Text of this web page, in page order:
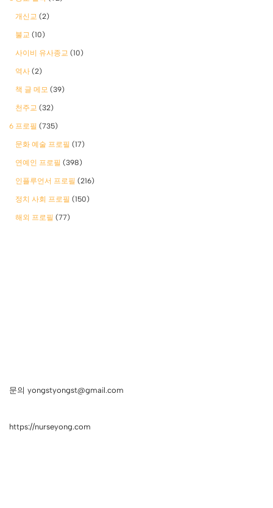
개신교 (2)
불교 (10)
사이비 유사종교 (10)
역사 (2)
책 글 메모 (39)
천주교 (32)
6 프로필 (735)
문화 예술 프로필 (17)
연예인 프로필 (398)
인플루언서 프로필 (216)
정치 사회 프로필 (150)
해외 프로필 (77)
문의 yongstyongst@gmail.com
https://nurseyong.com